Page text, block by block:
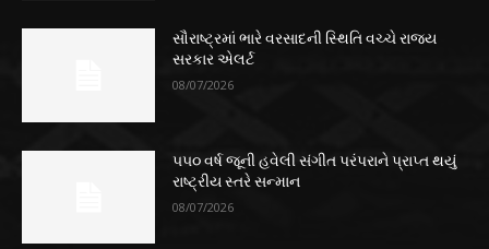
સૌરાષ્ટ્રમાં ભારે વરસાદની સ્થિતિ વચ્ચે રાજ્ય
સરકાર એલર્ટ
08/07/2026
૫૫૦ વર્ષ જૂની હવેલી સંગીત પરંપરાને પ્રાપ્ત થયું
રાષ્ટ્રીય સ્તરે સન્માન
08/07/2026